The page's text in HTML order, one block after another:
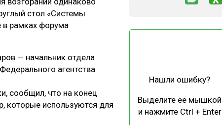
стол «Системы
в рамках форума
— начальник отдела
агентства
сообщил, что на конец
которые используются для
Нашли ошибку?
Выделите ее мышкой
и нажмите Ctrl + Enter